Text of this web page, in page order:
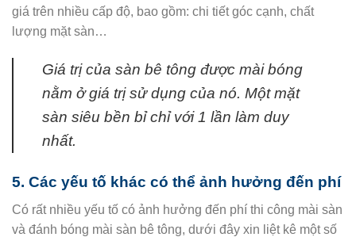
giá trên nhiều cấp độ, bao gồm: chi tiết góc cạnh, chất
lượng mặt sàn…
Giá trị của sàn bê tông được mài bóng
nằm ở giá trị sử dụng của nó. Một mặt
sàn siêu bền bỉ chỉ với 1 lần làm duy
nhất.
5. Các yếu tố khác có thể ảnh hưởng đến phí
Có rất nhiều yếu tố có ảnh hưởng đến phí thi công mài sàn
và đánh bóng mài sàn bê tông, dưới đây xin liệt kê một số